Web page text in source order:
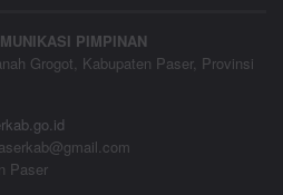
PIMPINAN
Grogot, Kabupaten Paser, Provinsi
Paser